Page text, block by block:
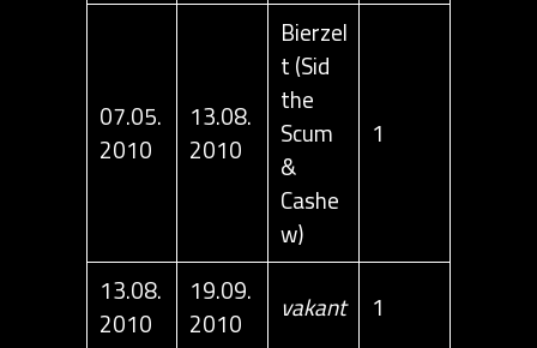
07.05.
2010
13.08.
2010
Bierzel
t (Sid
the
Scum
&
Cashe
w)
1
13.08.
2010
19.09.
2010 vakant 1